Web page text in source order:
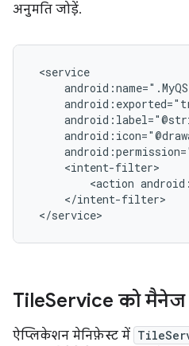
अनुमति जोड़ें.
<action
TileService को मैनेज
ऐप्लिकेशन मेनिफ़ेस्ट में